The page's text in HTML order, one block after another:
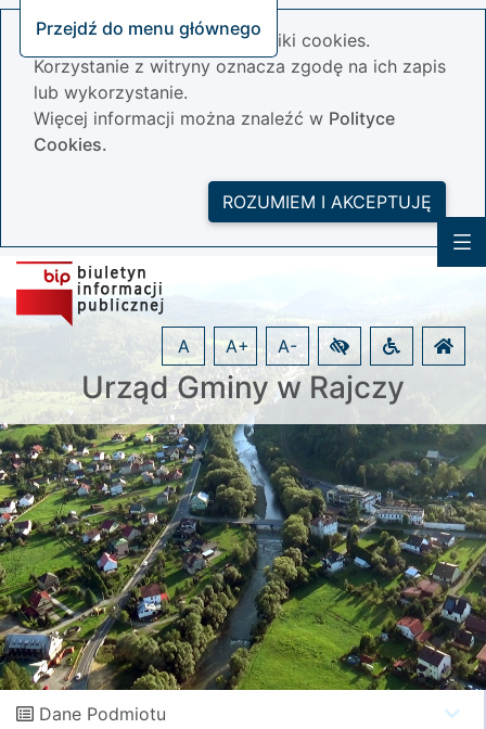
Przejdź do menu głównego
Nasza strona wykorzystuje pliki cookies.
Korzystanie z witryny oznacza zgodę na ich zapis
lub wykorzystanie.
Więcej informacji można znaleźć w Polityce
Cookies.
ROZUMIEM I AKCEPTUJĘ
Urząd Gminy w Rajczy
A A+ A-
Dane Podmiotu